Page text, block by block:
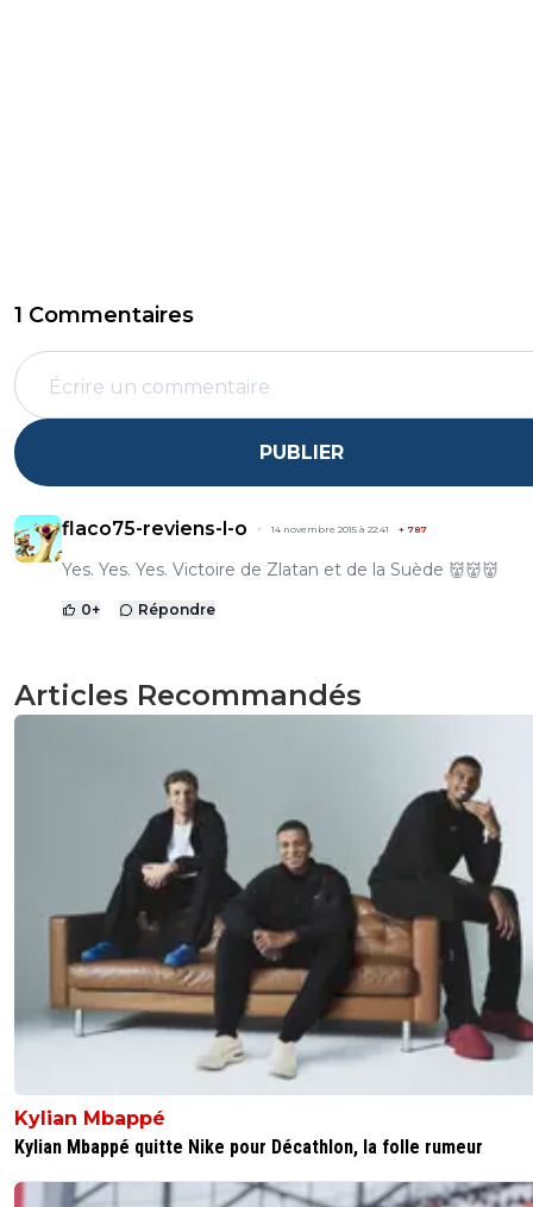
1 Commentaires
PUBLIER
flaco75-reviens-l-o 14 novembre 2015 à 22:41 + 787
Yes. Yes. Yes. Victoire de Zlatan et de la Suède 👹👹👹
0+ Répondre
Articles Recommandés
Kylian Mbappé
Kylian Mbappé quitte Nike pour Décathlon, la folle rumeur